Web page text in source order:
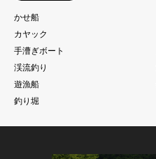
かせ船
カヤック
手漕ぎボート
渓流釣り
遊漁船
釣り堀